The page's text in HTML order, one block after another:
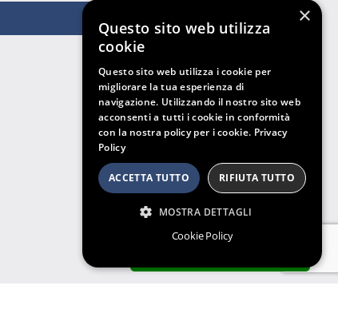
×
Questo sito web utilizza
cookie
Questo sito web utilizza i cookie per
migliorare la tua esperienza di
navigazione. Utilizzando il nostro sito web
acconsenti a tutti i cookie in conformità
con la nostra policy per i cookie. Privacy
Policy
ACCETTA TUTTO RIFIUTA TUTTO
MOSTRA DETTAGLI
Cookie Policy